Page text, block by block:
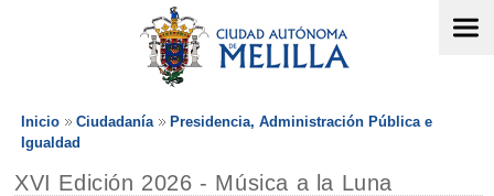
Inicio Ciudadanía
Presidencia, Administración Pública e
Igualdad
XVI Edición 2026 - Música a la Luna